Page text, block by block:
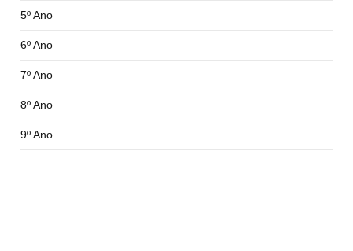
5º Ano
6º Ano
7º Ano
8º Ano
9º Ano